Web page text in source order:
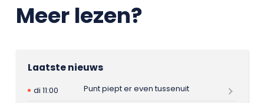
Meer lezen?
Laatste nieuws
di 11:00
Punt piept er even tussenuit